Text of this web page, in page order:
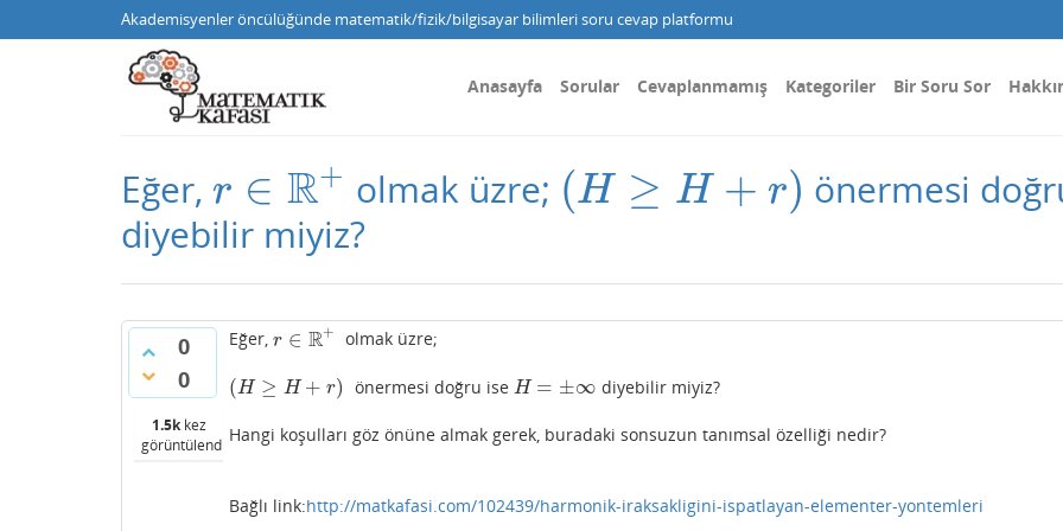
Akademisyenler öncülüğünde matematik/fizik/bilgisayar bilimleri soru cevap platformu
Anasayfa Sorular Cevaplanmamış Kategoriler Bir Soru Sor
Eğer, r ∈ R+
r∈R + olmak üzre; (H ≥ H + r)
(H≥ H+ r) önermesi
diyebilir miyiz?
0
0
1.5kkez
görüntülendi
Eğer, r ∈ R+
r∈R + olmak üzre;
(H ≥ H + r)
(H≥H+ ) önermesi doğru ise H = ±∞
H= ±∞ diyebilir miyiz?
Hangi koşulları göz önüne almak gerek, buradaki sonsuzun tanımsal özelliği nedir?
Bağlı link:http://matkafasi.com/102439/harmonik-iraksakligini-ispatlayan-elementer-yontemleri